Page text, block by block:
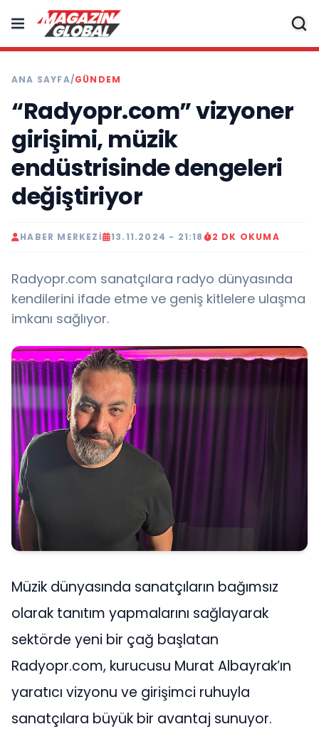
ANA SAYFA/GÜNDEM
“Radyopr.com” vizyoner
girişimi, müzik
endüstrisinde dengeleri
değiştiriyor
HABER MERKEZI 13.11.2024 - 21:18 2 DK OKUMA
Radyopr.com sanatçılara radyo dünyasında
kendilerini ifade etme ve geniş kitlelere ulaşma
imkanı sağlıyor.
Müzik dünyasında sanatçıların bağımsız
olarak tanıtım yapmalarını sağlayarak
sektörde yeni bir çağ başlatan
Radyopr.com, kurucusu Murat Albayrak’ın
yaratıcı vizyonu ve girişimci ruhuyla
sanatçılara büyük bir avantaj sunuyor.